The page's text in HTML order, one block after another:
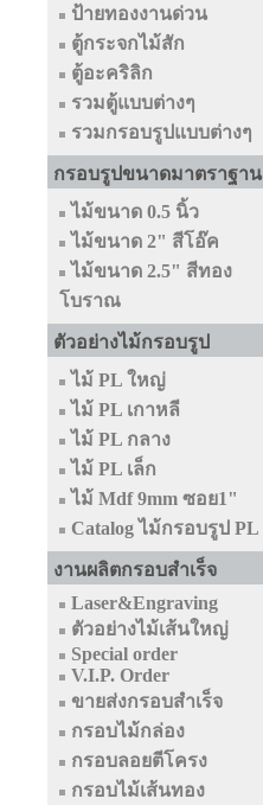
ป้ายทองงานด่วน
ตู้กระจกไม้สัก
ตู้อะคริลิก
รวมตู้แบบต่างๆ
รวมกรอบรูปแบบต่างๆ
กรอบรูปขนาดมาตราฐาน
ไม้ขนาด 0.5 นิ้ว
ไม้ขนาด 2" สีโอ๊ค
ไม้ขนาด 2.5" สีทอง
โบราณ
ตัวอย่างไม้กรอบรูป
ไม้ PL ใหญ่
ไม้ PL เกาหลี
ไม้ PL กลาง
ไม้ PL เล็ก
ไม้ Mdf 9mm ซอย1"
Catalog ไม้กรอบรูป PL
งานผลิตกรอบสำเร็จ
Laser&Engraving
ตัวอย่างไม้เส้นใหญ่
Special order
V.I.P. Order
ขายส่งกรอบสำเร็จ
กรอบไม้กล่อง
กรอบลอยตีโครง
กรอบไม้เส้นทอง